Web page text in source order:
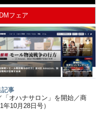
DMフェア
記事
オハナサロン」を開始／商
10月28日号）